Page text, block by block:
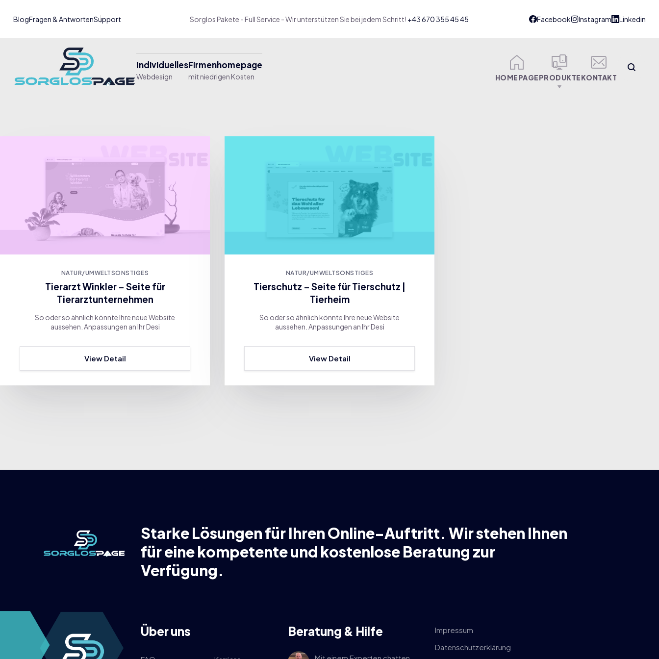
Sorglos Pakete - Full Service - Wir unterstützen Sie bei jedem Schritt! +43 670 355 45 45
BlogFragen & AntwortenSupport
HOMEPAGEPRODUKTEKONTAKT
Individuelles
Webdesign
Firmenhomepage
mit niedrigen Kosten
NATUR/UMWELTSONSTIGES
Tierarzt Winkler – Seite für
Tierarztunternehmen
So oder so ähnlich könnte Ihre neue Website
aussehen. Anpassungen an Ihr Desi
View Detail
NATUR/UMWELTSONSTIGES
Tierschutz – Seite für Tierschutz |
Tierheim
So oder so ähnlich könnte Ihre neue Website
aussehen. Anpassungen an Ihr Desi
View Detail
Starke Lösungen für Ihren Online-Auftritt. Wir stehen Ihnen
für eine kompetente und kostenlose Beratung zur
Verfügung.
Über uns Beratung & Hilfe
Impressum
Datenschutzerklärung